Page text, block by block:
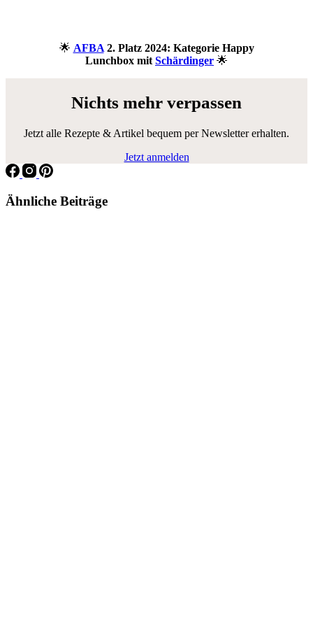
🌟 AFBA2. Platz 2024: Kategorie Happy
Lunchbox mit Schärdinger 🌟
Nichts mehr verpassen
Jetzt alle Rezepte & Artikel bequem per Newsletter erhalten.
Jetzt anmelden
Ähnliche Beiträge